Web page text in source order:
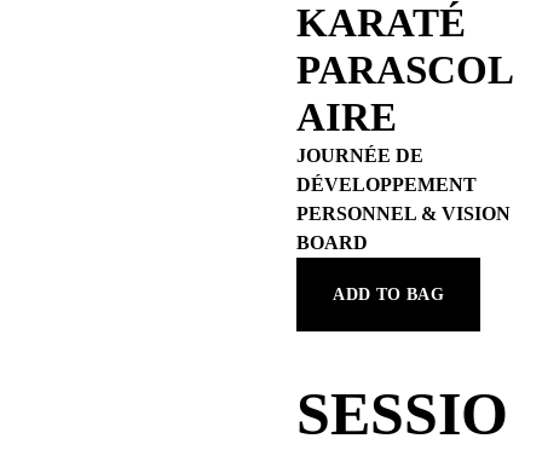
KARATÉ
PARASCOL
AIRE
JOURNÉE DE
DÉVELOPPEMENT
PERSONNEL & VISION
BOARD
ADD TO BAG
SESSIO